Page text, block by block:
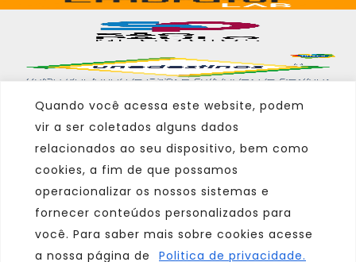
Quando você acessa este website, podem
vir a ser coletados alguns dados
relacionados ao seu dispositivo, bem como
cookies, a fim de que possamos
operacionalizar os nossos sistemas e
fornecer conteúdos personalizados para
você. Para saber mais sobre cookies acesse
a nossa página de
Politica de privacidade.
Marca
Parceiro